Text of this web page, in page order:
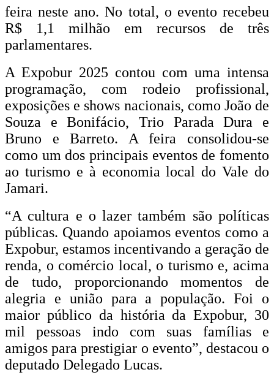
feira neste ano. No total, o evento recebeu
R$ 1,1 milhão em recursos de três
parlamentares.
A Expobur 2025 contou com uma intensa
programação, com rodeio profissional,
exposições e shows nacionais, como João de
Souza e Bonifácio, Trio Parada Dura e
Bruno e Barreto. A feira consolidou-se
como um dos principais eventos de fomento
ao turismo e à economia local do Vale do
Jamari.
“A cultura e o lazer também são políticas
públicas. Quando apoiamos eventos como a
Expobur, estamos incentivando a geração de
renda, o comércio local, o turismo e, acima
de tudo, proporcionando momentos de
alegria e união para a população. Foi o
maior público da história da Expobur, 30
mil pessoas indo com suas famílias e
amigos para prestigiar o evento”, destacou o
deputado Delegado Lucas.